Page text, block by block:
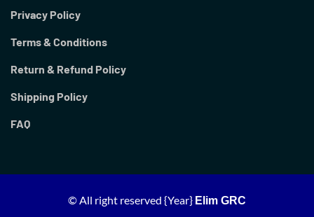
Privacy Policy
Terms & Conditions
Return & Refund Policy
Shipping Policy
FAQ
© All right reserved {Year} Elim GRC